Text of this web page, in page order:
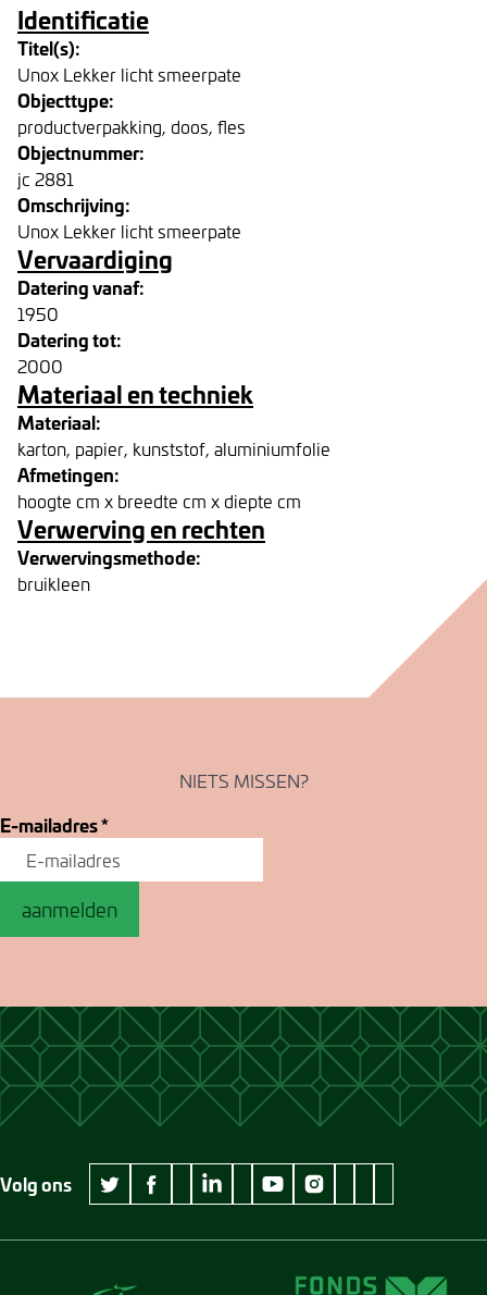
Identificatie
Titel(s):
Unox Lekker licht smeerpate
Objecttype:
productverpakking, doos, fles
Objectnummer:
jc 2881
Omschrijving:
Unox Lekker licht smeerpate
Vervaardiging
Datering vanaf:
1950
Datering tot:
2000
Materiaal en techniek
Materiaal:
karton, papier, kunststof, aluminiumfolie
Afmetingen:
hoogte cm x breedte cm x diepte cm
Verwerving en rechten
Verwervingsmethode:
bruikleen
NIETS MISSEN?
E-mailadres*
aanmelden
Volg ons
twitter Museum Jan Cunen
facebook Museum Jan Cunen
wikipedia Museum Jan Cunen
linkedin Museum Jan Cunen
googleplus Museum Jan Cunen
youtube Museum Jan Cunen
instagram Museum